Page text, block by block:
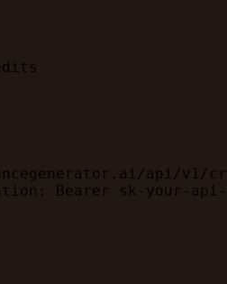
api/v1/
Bearer sk-your-